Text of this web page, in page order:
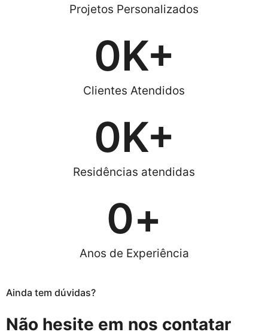
Projetos Personalizados
Clientes Atendidos
0K+
Residências atendidas
0K+
Anos de Experiência
0+
Ainda tem dúvidas?
Não hesite em nos contatar